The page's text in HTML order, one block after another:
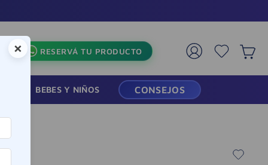
RESERVÁ TU PRODUCTO
BEBES Y NIÑOS CONSEJOS
×